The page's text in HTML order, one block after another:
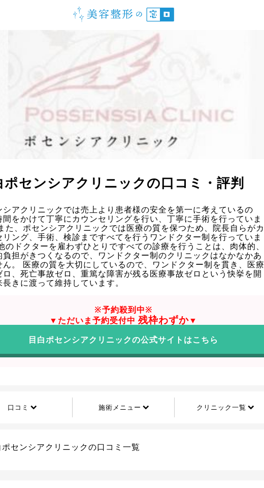
ポセンシアクリニックの口コミ・評判
シアクリニックでは売上より患者様の安全を第一に考えているの
間をかけて丁寧にカウンセリングを行い、丁寧に手術を行っていま
た、ポセンシアクリニックでは医療の質を保つため、院長自らがカ
リング、手術、検診まですべてを行うワンドクター制を行っていま
のドクターを雇わずひとりですべての診療を行うことは、肉体的、
負担がきつくなるので、ワンドクター制のクリニックはなかなかあ
ん。 医療の質を大切にしているので、ワンドクター制を貫き、医療
ロ、死亡事故ゼロ、重篤な障害が残る医療事故ゼロという快挙を開
きに渡って維持しています。
※予約殺到中※
▼ただいま予約受付中 残枠わずか▼
目白ポセンシアクリニックの公式サイトはこちら
口コミ 施術メニュー クリニック一覧
ポセンシアクリニックの口コミ一覧
本サイトに関するお問い合わせ
© 美容整形の窓口.